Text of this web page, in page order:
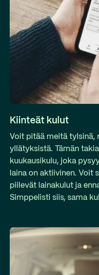
Kiinteät kulut
Voit pitää meitä tylsinä,
yllätyksistä. Tämän
kuukausikulu, joka
laina on aktiivinen. Voit
piilevät lainakulut ja
Simppelisti siis, sama